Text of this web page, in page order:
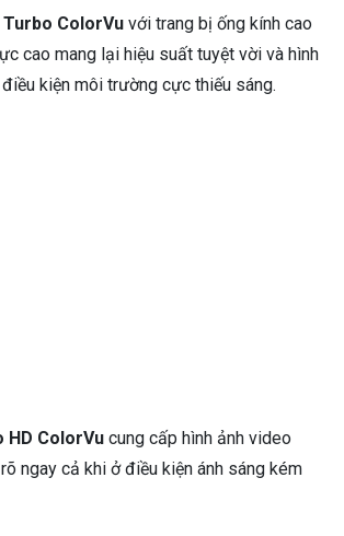
ColorVu với trang bị ống kính cao
cao mang lại hiệu suất tuyệt vời và hình
kiện môi trường cực thiếu sáng.
HD ColorVu cung cấp hình ảnh video
ngay cả khi ở điều kiện ánh sáng kém